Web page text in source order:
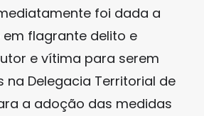
foi dada a
flagrante delito e
e vítima para serem
na Delegacia Territorial de
a adoção das medidas